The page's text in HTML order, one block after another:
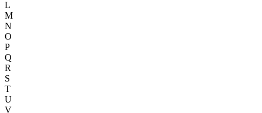
L
M
N
O
P
Q
R
S
T
U
V